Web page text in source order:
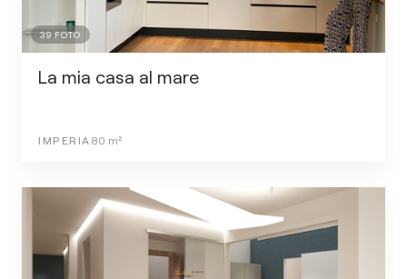
39 FOTO
La mia casa al mare
IMPERIA 80 m²